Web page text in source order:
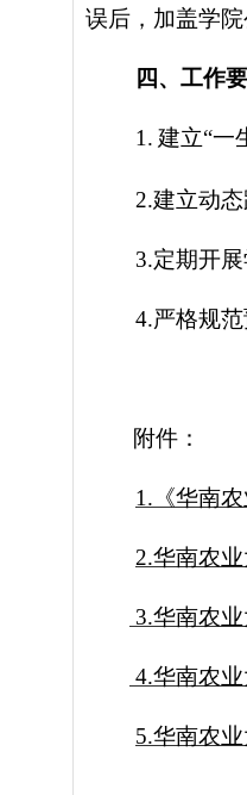
误后， 加盖学院
四、工作
1. 建立“一
2.建立动
3.定期开
4.严格规
附件 ：
1.《华南
2.华南农
3.华南农
4.华南农
5.华南农